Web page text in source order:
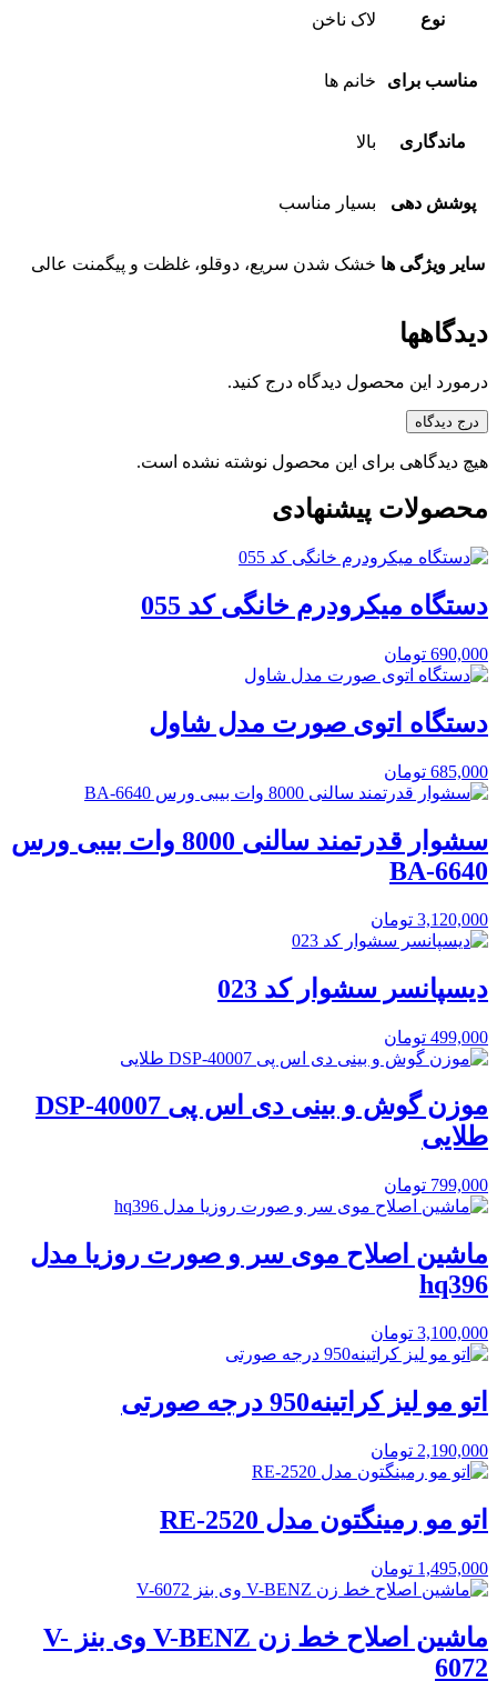
نوع لاک ناخن
مناسب برای خانم ها
ماندگاری بالا
پوشش دهی بسیار مناسب
سایر ویژگی ها خشک شدن سریع، دوقلو، غلظت و پیگمنت عالی
دیدگاهها
درمورد این محصول دیدگاه درج کنید.
درج دیدگاه
هیچ دیدگاهی برای این محصول نوشته نشده است.
محصولات پیشنهادی
دستگاه میکرودرم خانگی کد 055
690,000 تومان
دستگاه اتوی صورت مدل شاول
685,000 تومان
سشوار قدرتمند سالنی 8000 وات بیبی ورس
BA-6640
3,120,000 تومان
دیسپانسر سشوار کد 023
499,000 تومان
موزن گوش و بینی دی اس پی DSP-40007
طلایی
799,000 تومان
ماشین اصلاح موی سر و صورت روزیا مدل
hq396
3,100,000 تومان
اتو مو لیز کراتینه950 درجه صورتی
2,190,000 تومان
اتو مو رمینگتون مدل RE-2520
1,495,000 تومان
ماشین اصلاح خط زن V-BENZ وی بنز V-
6072